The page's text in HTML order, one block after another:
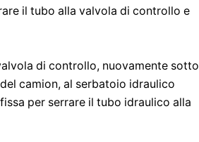
il tubo alla valvola di controllo e
di controllo, nuovamente sotto
camion, al serbatoio idraulico
per serrare il tubo idraulico alla